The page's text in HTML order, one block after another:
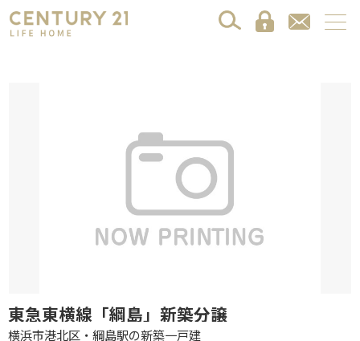
東急東横線「綱島」新築分譲
横浜市港北区・綱島駅の新築一戸建